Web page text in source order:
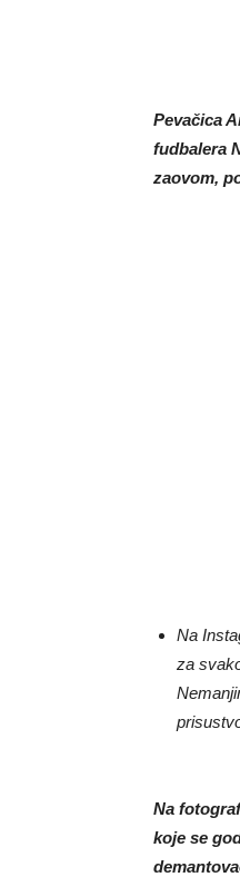
Pevačica
fudbalera
zaovom,
Na
za
Na
koje se